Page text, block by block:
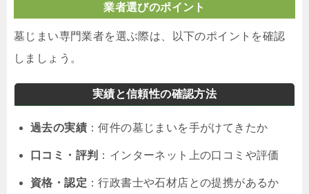
業者選びのポイント
墓じまい専門業者を選ぶ際は、以下のポイントを確認
しましょう。
実績と信頼性の確認方法
過去の実績 ：何件の墓じまいを手がけてきたか
口コミ・評判 ：インターネット上の口コミや評価
資格・認定 ：行政書士や石材店との提携があるか